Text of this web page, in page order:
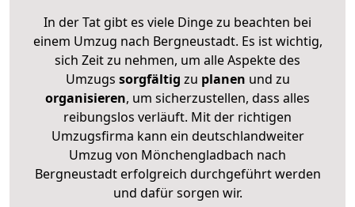
In der Tat gibt es viele Dinge zu beachten bei
einem Umzug nach Bergneustadt. Es ist wichtig,
sich Zeit zu nehmen, um alle Aspekte des
Umzugs sorgfältig zu planen und zu
organisieren, um sicherzustellen, dass alles
reibungslos verläuft. Mit der richtigen
Umzugsfirma kann ein deutschlandweiter
Umzug von Mönchengladbach nach
Bergneustadt erfolgreich durchgeführt werden
und dafür sorgen wir.